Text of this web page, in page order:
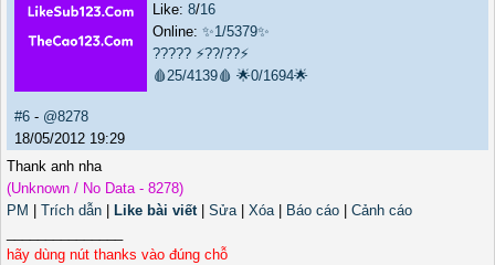
Like: 8/16
Online: ✨1/5379✨
????? ⚡??/??⚡
🩸25/4139🩸 🌟0/1694🌟
#6 - @8278
18/05/2012 19:29
Thank anh nha
(Unknown / No Data - 8278)
PM
Trích dẫn Like bài viết| Sửa| Xóa| Báo cáo
Cảnh cáo
hãy dùng nút thanks vào đúng chỗ